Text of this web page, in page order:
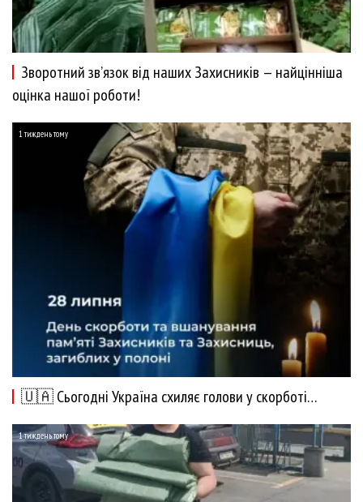
Зворотний зв’язок від наших Захисників — найцінніша
оцінка нашої роботи!
1 тиждень тому
🇺🇦 Сьогодні Україна схиляє голови у скорботі…
1 тиждень тому